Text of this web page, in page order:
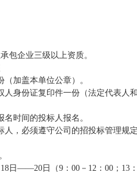
包企业三级以上资质。
加盖本单位公章）。
身份证复印件一份（法定代表人
时间的投标人报名。
，必须遵守公司的招投标管理规
日――20日（9：00－12：00；13